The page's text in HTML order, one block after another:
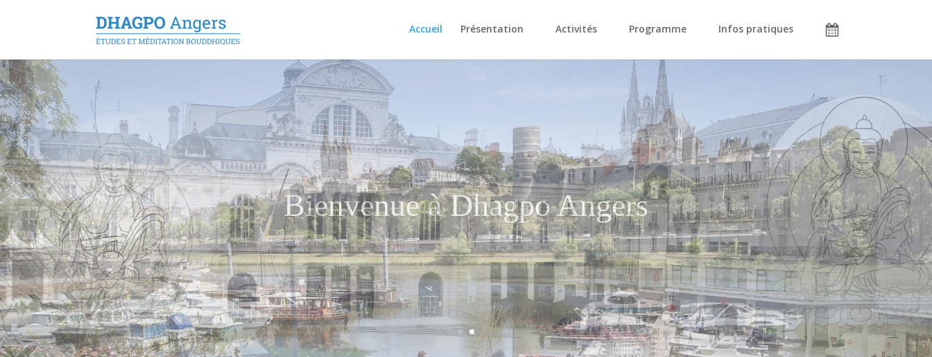
Accueil Présentation Activités Programme Infos pratiques
Centre d'études et de méditation bouddhiques